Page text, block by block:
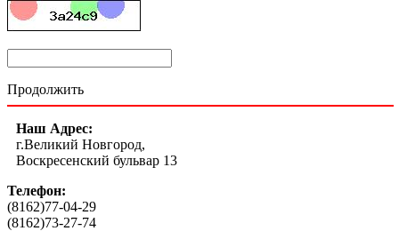
Продолжить
Наш Адрес:
г.Великий Новгород,
Воскресенский бульвар 13
Телефон:
(8162)77-04-29
(8162)73-27-74